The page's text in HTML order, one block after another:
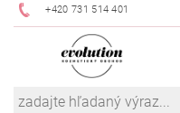
+420 731 514 401